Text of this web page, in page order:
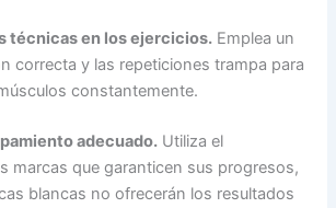
técnicas en los ejercicios. Emplea un
correcta y las repeticiones trampa para
constantemente.
adecuado. Utiliza el
marcas que garanticen sus progresos,
blancas no ofrecerán los resultados